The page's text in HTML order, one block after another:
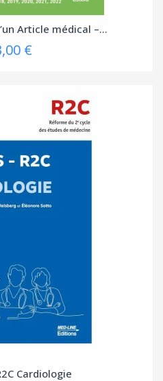
Article médical –...
€
Cardiologie